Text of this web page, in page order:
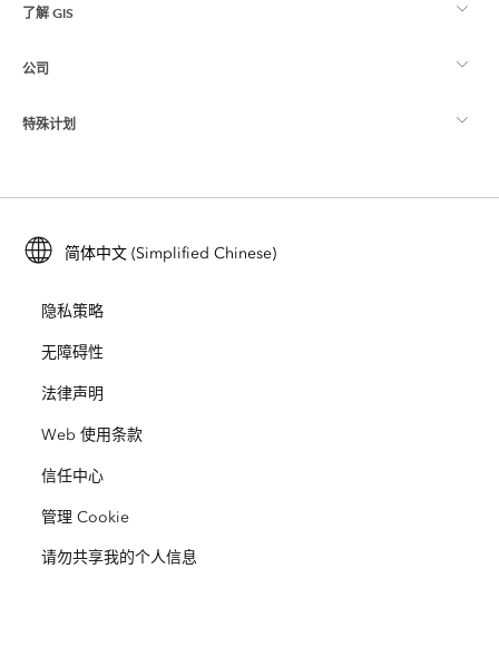
制图
Esri Store
Esri 社区
ArcGIS 博客
Esri 年轻专家关系网
了解 GIS
什么是 GIS？
位置智能
培训
ArcUser
ArcNews
ArcWatch
Esri 视频
公司
关于 Esri
招贤纳士
开放视野
业务行为准则
网站地图
特殊计划
ArcGIS for Student Use
保护
教育
种族平等
简体中文 (Simplified Chinese)
隐私策略
无障碍性
法律声明
Web 使用条款
信任中心
管理 Cookie
请勿共享我的个人信息